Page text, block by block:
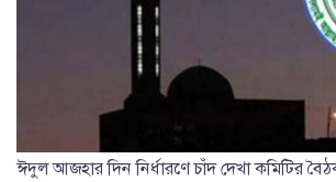
ঈদুল আজহার দিন নির্ধারণে চাঁদ দেখা কমিটির